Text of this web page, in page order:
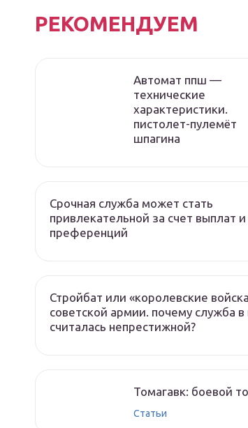
РЕКОМЕНДУЕМ
Автомат ппш —
технические
характеристики.
пистолет-пулемёт
шпагина
Срочная служба может стать
привлекательной за счет выплат и
преференций
Стройбат или «королевские
советской армии. почему служба в
считалась непрестижной?
Томагавк: боевой
Статьи